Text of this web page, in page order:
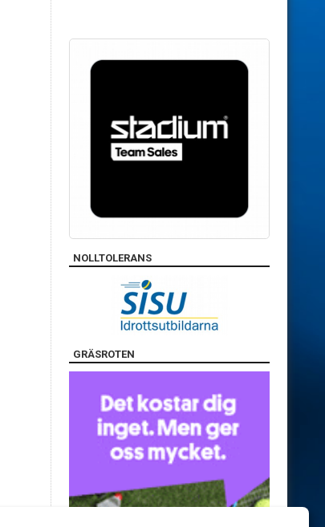
NOLLTOLERANS
GRÄSROTEN